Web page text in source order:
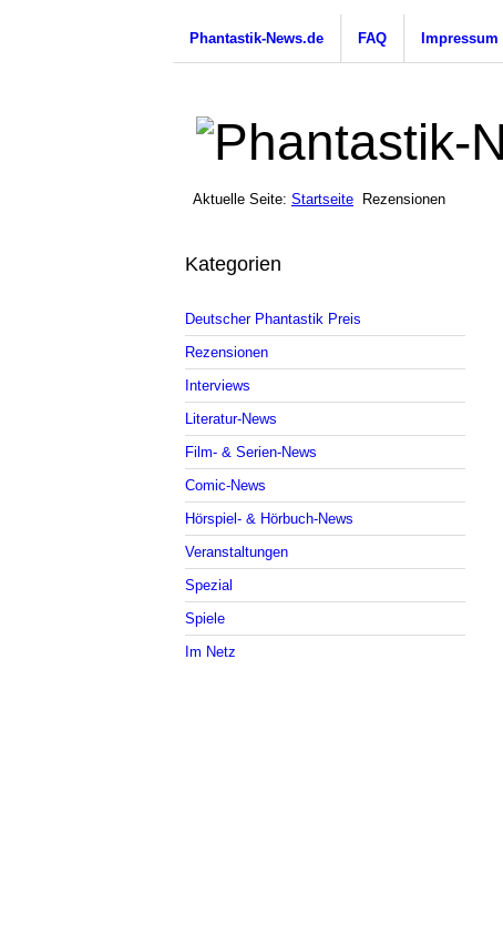
Phantastik-News.de FAQ Impressum
Aktuelle Seite: Startseite Rezensionen
Kategorien
Deutscher Phantastik Preis
Rezensionen
Interviews
Literatur-News
Film- & Serien-News
Comic-News
Hörspiel- & Hörbuch-News
Veranstaltungen
Spezial
Spiele
Im Netz